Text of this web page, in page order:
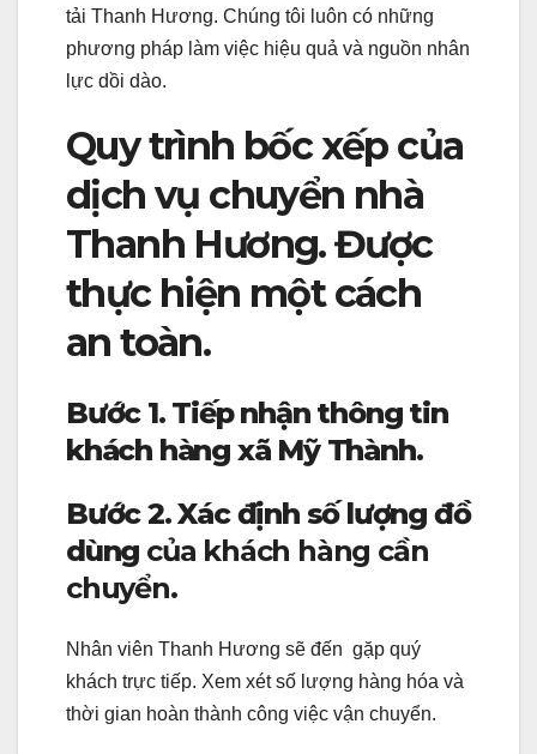
tải Thanh Hương. Chúng tôi luôn có những
phương pháp làm việc hiệu quả và nguồn nhân
lực dồi dào.
Quy trình bốc xếp của
dịch vụ chuyển nhà
Thanh Hương. Được
thực hiện một cách
an toàn.
Bước 1. Tiếp nhận thông tin
khách hàng xã Mỹ Thành.
Bước 2. Xác định số lượng đồ
dùng của khách hàng cần
chuyển.
Nhân viên Thanh Hương sẽ đến gặp quý
khách trực tiếp. Xem xét số lượng hàng hóa và
thời gian hoàn thành công việc vận chuyển.